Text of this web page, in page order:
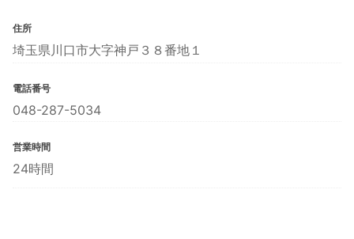
住所
埼玉県川口市大字神戸３８番地１
電話番号
048-287-5034
営業時間
24時間